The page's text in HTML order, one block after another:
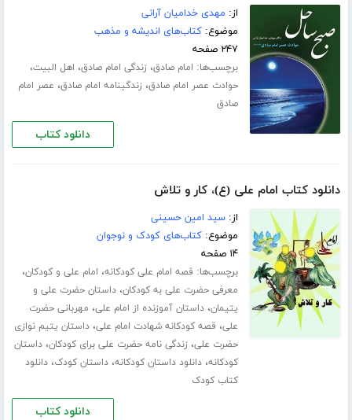
از: مهدی خدامیان آرانی
موضوع:کتاب‌های اندیشه و مذهب
۲۴۷ صفحه
برچسب‌ها: امام صادق، زندگی امام صادق، اهل البیت،
حوادث عصر امام صادق، زندگینامه امام صادق، عصر امام
صادق
دانلود کتاب
دانلود کتاب امام علی (ع)، کار و تلاش
از:سید امین حسینی
موضوع:کتاب‌های کودک و نوجوان
۱۴ صفحه
برچسب‌ها: قصه امام علی کودکانه، امام علی و کودکان،
معرفی حضرت علی به کودکان،داستان حضرت علی و
یتیمان،داستان آموزنده از امام علی، مهربانی حضرت
علی، قصه کودکانه شهادت امام علی،داستان یتیم نوازی
حضرت علی، زندگی نامه حضرت علی برای کودکان،داستان
کودکانه،دانلود داستان کودکانه،داستان کودک،دانلود
کتاب کودک
دانلود کتاب